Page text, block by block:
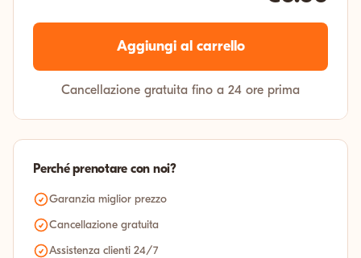
Aggiungi al carrello
Cancellazione gratuita fino a 24 ore prima
Perché prenotare con noi?
Garanzia miglior prezzo
Cancellazione gratuita
Assistenza clienti 24/7